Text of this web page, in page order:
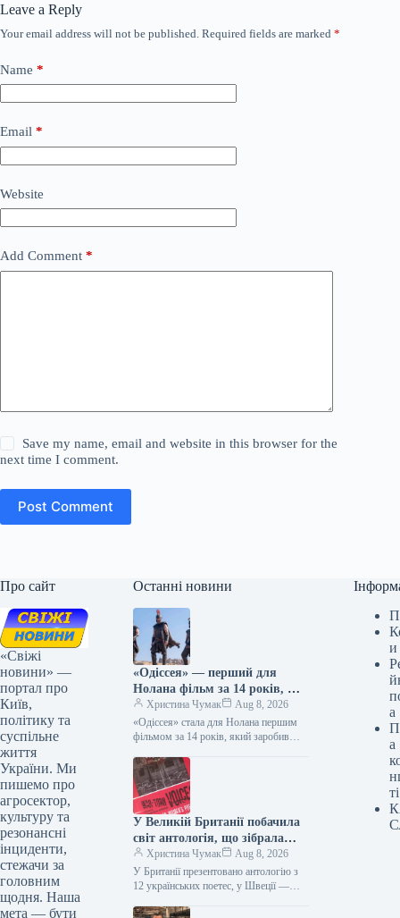
Leave a Reply
Your email address will not be published. Required fields are marked *
Name *
Email *
Website
Add Comment *
Save my name, email and website in this browser for the
next time I comment.
Post Comment
Про сайт
«Свіжі
новини» —
портал про
Київ,
політику та
суспільне
життя
України. Ми
пишемо про
агросектор,
культуру та
резонансні
інциденти,
стежачи за
головним
щодня. Наша
мета — бути
Останні новини
«Одіссея» — перший для
Нолана фільм за 14 років, що
зібрав понад мільярд доларів.
Христина Чумак
Aug 8, 2026
«Одіссея» стала для Нолана першим
фільмом за 14 років, який заробив
Укрінформ Стрічка Крістофера
Нолана…
У Великій Британії побачила
світ антологія, що зібрала
твори дванадцяти
українських поетес, тоді як у
Швеції опубліковано збірку
Христина Чумак
Aug 8, 2026
У Британії презентовано антологію з
12 українських поетес, у Швеції —
15:54 Укрінформ У Сполученому
и
а
а
ті